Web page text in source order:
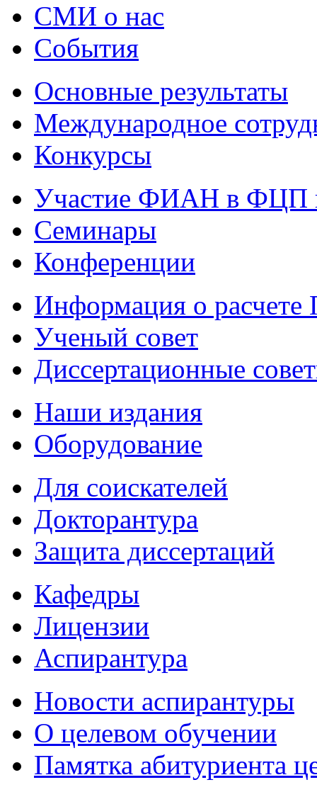
СМИ о нас
События
Основные результаты
Международное
Конкурсы
Участие ФИАН в ФЦП
Семинары
Конференции
Информация о
Ученый совет
Диссертационные
Наши издания
Оборудование
Для соискателей
Докторантура
Защита диссертаций
Кафедры
Лицензии
Аспирантура
Новости аспирантуры
О целевом обучении
Памятка абитуриента